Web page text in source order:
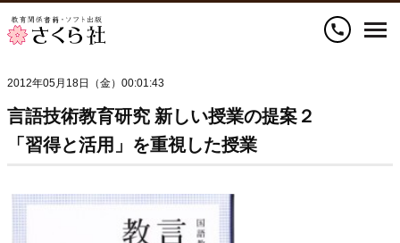
call
2012年05月18日（金）00:01:43
言語技術教育研究 新しい授業の提案２
「習得と活用」を重視した授業